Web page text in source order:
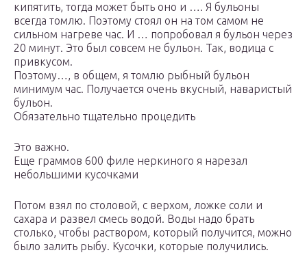
кипятить, тогда может быть оно и …. Я бульоны
всегда томлю. Поэтому стоял он на том самом не
сильном нагреве час. И … попробовал я бульон через
20 минут. Это был совсем не бульон. Так, водица с
привкусом.
Поэтому…, в общем, я томлю рыбный бульон
минимум час. Получается очень вкусный, наваристый
бульон.
Обязательно тщательно процедить
Это важно.
Еще граммов 600 филе неркиного я нарезал
небольшими кусочками
Потом взял по столовой, с верхом, ложке соли и
сахара и развел смесь водой. Воды надо брать
столько, чтобы раствором, который получится, можно
было залить рыбу. Кусочки, которые получились.